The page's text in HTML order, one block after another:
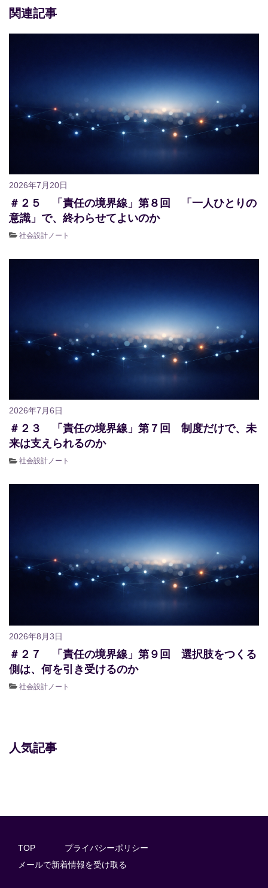
関連記事
2026年7月20日
＃２５ 「責任の境界線」第８回 「一人ひとりの
意識」で、終わらせてよいのか
社会設計ノート
2026年7月6日
＃２３ 「責任の境界線」第７回 制度だけで、未
来は支えられるのか
社会設計ノート
2026年8月3日
＃２７ 「責任の境界線」第９回 選択肢をつくる
側は、何を引き受けるのか
社会設計ノート
人気記事
TOP
プライバシーポリシー
メールで新着情報を受け取る